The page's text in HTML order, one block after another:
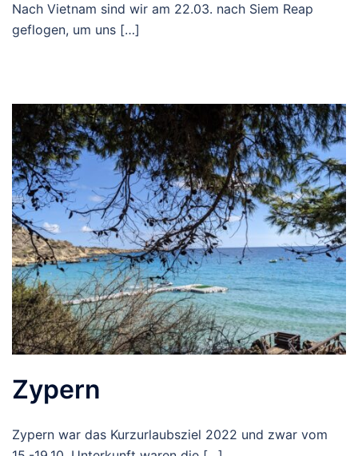
Nach Vietnam sind wir am 22.03. nach Siem Reap
geflogen, um uns […]
Zypern
Zypern war das Kurzurlaubsziel 2022 und zwar vom